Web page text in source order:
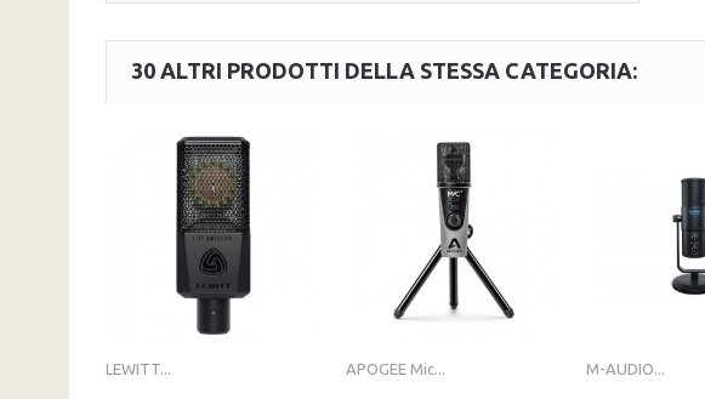
30 ALTRI PRODOTTI DELLA STESSA CATEGORIA:
LEWITT... APOGEE Mic... M-AUDIO...